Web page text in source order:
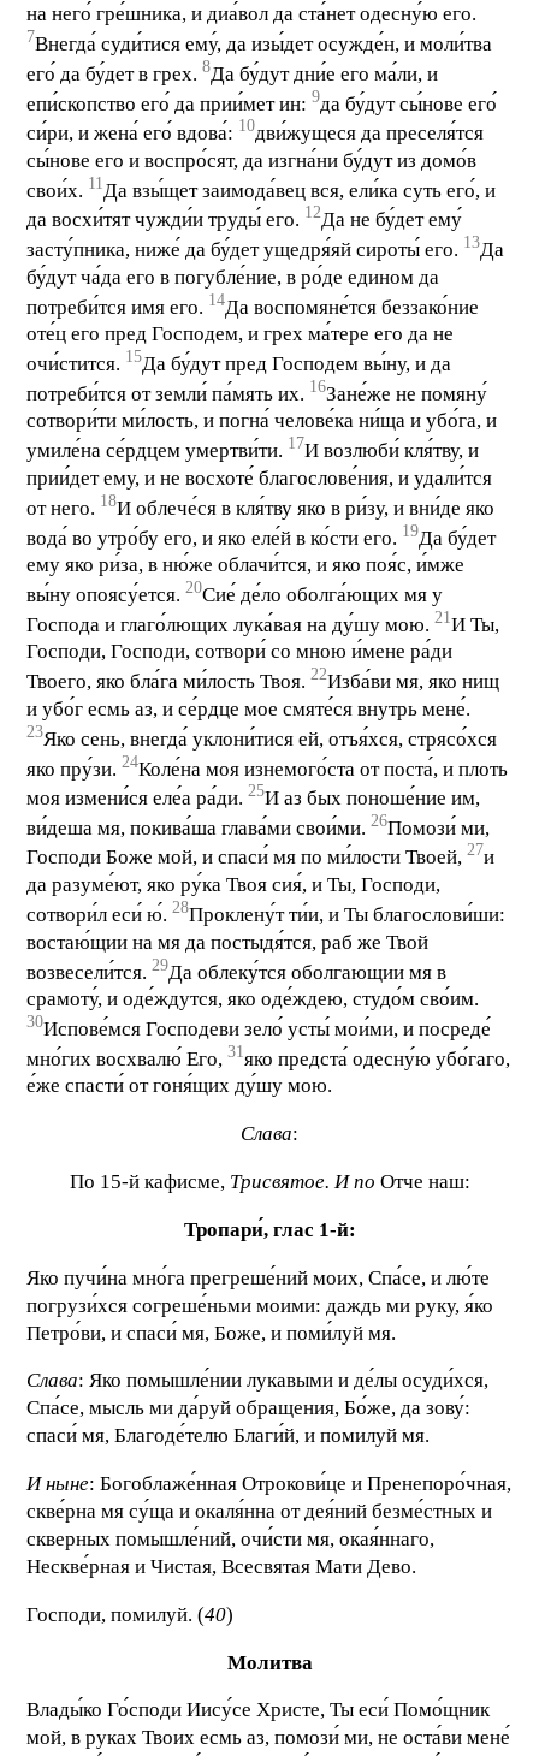
на него́ гре́шника, и диа́вол да ста́нет одесну́ю его.
7Внегда́ суди́тися ему́, да изы́дет осужде́н, и моли́тва
его́ да бу́дет в грех.8Да бу́дут дни́е его ма́ли, и
епи́скопство его́ да прии́мет ин:9да бу́дут сы́нове его́
си́ри, и жена́ его́ вдова́: 10дви́жущеся да преселя́тся
сы́нове его и воспро́сят, да изгна́ни бу́дут из домо́в
свои́х. 11 Да взы́щет заимода́вец вся, ели́ка суть его́, и
да восхи́тят чужди́и труды́ его. 12Да не бу́дет ему́
засту́пника, ниже́ да бу́дет ущедря́яй сироты́ его. 13Да
бу́дут ча́да его в погубле́ние, в ро́де едином да
потреби́тся имя его. 14Да воспомяне́тся беззако́ние
оте́ц его пред Господем, и грех ма́тере его да не
очи́стится. 15Да бу́дут пред Господем вы́ну, и да
потреби́тся от земли́ па́мять их. 16Зане́же не помяну́
сотвори́ти ми́лость, и погна́ челове́ка ни́ща и убо́га, и
умиле́на се́рдцем умертви́ти. 17И возлюби́ кля́тву, и
прии́дет ему, и не восхоте́ благослове́ния, и удали́тся
от него. 18И облече́ся в кля́тву яко в ри́зу, и вни́де яко
вода́ во утро́бу его, и яко еле́й в ко́сти его. 19Да бу́дет
ему яко ри́за, в ню́же облачи́тся, и яко поя́с, и́мже
вы́ну опоясу́ется.20Сие́ де́ло оболга́ющих мя у
Господа и глаго́лющих лука́вая на ду́шу мою.21И Ты,
Господи, Господи, сотвори́ со мною и́мене ра́ди
Твоего, яко бла́га ми́лость Твоя.22Изба́ви мя, яко нищ
и убо́г есмь аз, и се́рдце мое смяте́ся внутрь мене́.
23Яко сень, внегда́ уклони́тися ей, отъя́хся, стрясо́хся
яко пру́зи.24Коле́на моя изнемого́ста от поста́, и плоть
моя измени́ся еле́а ра́ди.25И аз бых поноше́ние им,
ви́деша мя, покива́ша глава́ми свои́ми.26Помози́ ми,
Господи Боже мой, и спаси́ мя по ми́лости Твоей,27и
да разуме́ют, яко ру́ка Твоя сия́, и Ты, Господи,
сотвори́л еси́ ю́.28Проклену́т ти́и, и Ты благослови́ши:
востаю́щии на мя да постыдя́тся, раб же Твой
возвесели́тся.29Да облеку́тся оболгающии мя в
срамоту́, и оде́ждутся, яко оде́ждею, студо́м сво́им.
30Испове́мся Господеви зело́ усты́ мои́ми, и посреде́
мно́гих восхвалю́ Его,31яко предста́ одесну́ю убо́гаго,
е́же спасти́ от гоня́щих ду́шу мою.
Слава:
По 15-й кафисме, Трисвятое. И по Отче наш:
Тропари́, глас 1-й:
Яко пучи́на мно́га прегреше́ний моих, Спа́се, и лю́те
погрузи́хся согреше́ньми моими: даждь ми руку, я́ко
Петро́ви, и спаси́ мя, Боже, и поми́луй мя.
Слава: Яко помышле́нии лукавыми и де́лы осуди́хся,
Спа́се, мысль ми да́руй обращения, Бо́же, да зову́:
спаси́ мя, Благоде́телю Благи́й, и помилуй мя.
И ныне: Богоблаже́нная Отрокови́це и Пренепоро́чная,
скве́рна мя су́ща и окаля́нна от дея́ний безме́стных и
скверных помышле́ний, очи́сти мя, окая́ннаго,
Нескве́рная и Чистая, Всесвятая Мати Дево.
Господи, помилуй. (40)
Молитва
Влады́ко Го́споди Иису́се Христе, Ты еси́ Помо́щник
мой, в руках Твоих есмь аз, помози́ ми, не оста́ви мене́